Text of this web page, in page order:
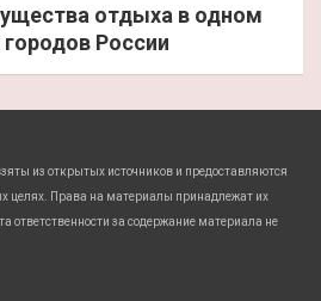
отдыха в одном
России
из открытых источников и предоставляются
целях. Права на материалы принадлежат их
ответственности за содержание материала не